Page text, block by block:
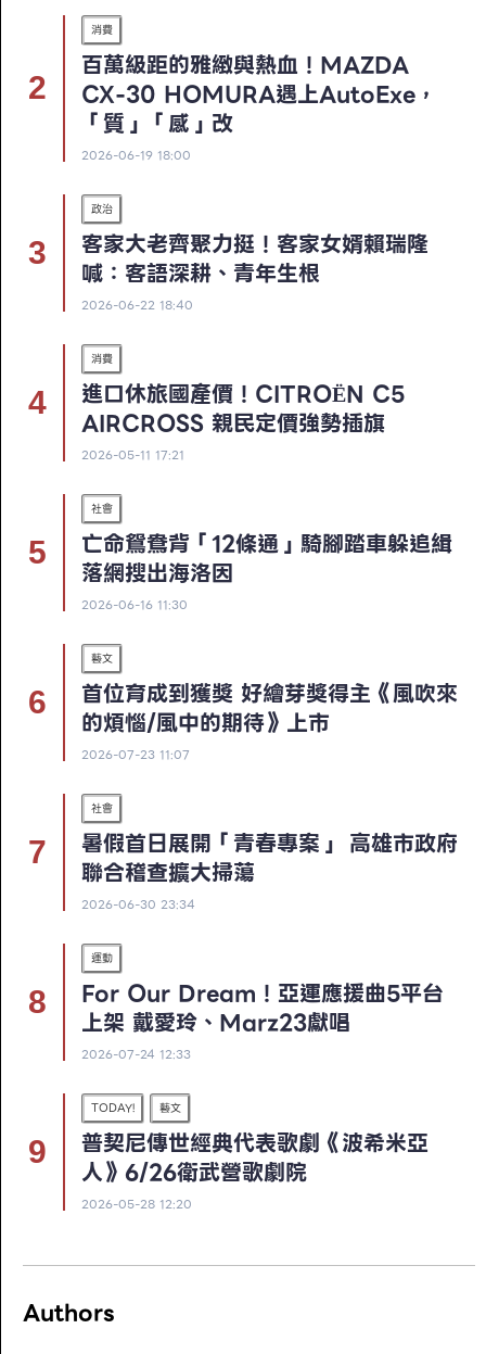
消費
百萬級距的雅緻與熱血！MAZDA
CX-30 HOMURA遇上AutoExe，
「質」「感」改
2026-06-19 18:00
政治
客家大老齊聚力挺！客家女婿賴瑞隆
喊：客語深耕、青年生根
2026-06-22 18:40
消費
進口休旅國產價！CITROËN C5
AIRCROSS 親民定價強勢插旗
2026-05-11 17:21
社會
亡命鴛鴦背「12條通」騎腳踏車躲追緝
落網搜出海洛因
2026-06-16 11:30
藝文
首位育成到獲獎 好繪芽獎得主《風吹來
的煩惱/風中的期待》上市
2026-07-23 11:07
社會
暑假首日展開「青春專案」 高雄市政府
聯合稽查擴大掃蕩
2026-06-30 23:34
運動
For Our Dream！亞運應援曲5平台
上架 戴愛玲、Marz23獻唱
2026-07-24 12:33
TODAY! 藝文
普契尼傳世經典代表歌劇《波希米亞
人》6/26衛武營歌劇院
2026-05-28 12:20
Authors